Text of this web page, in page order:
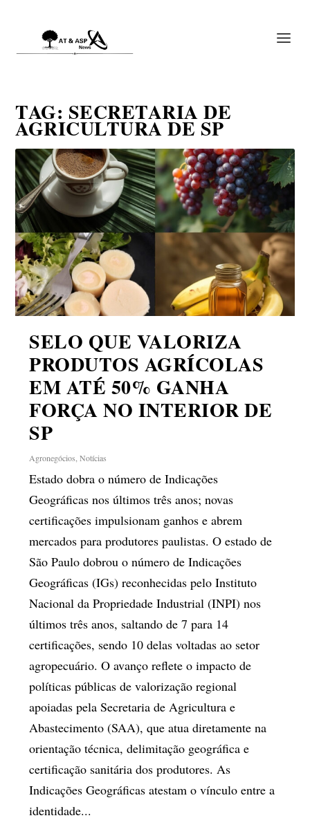
TAG: SECRETARIA DE
AGRICULTURA DE SP
SELO QUE VALORIZA
PRODUTOS AGRÍCOLAS
EM ATÉ 50% GANHA
FORÇA NO INTERIOR DE
SP
Agronegócios ,Notícias
Estado dobra o número de Indicações
Geográficas nos últimos três anos; novas
certificações impulsionam ganhos e abrem
mercados para produtores paulistas. O estado de
São Paulo dobrou o número de Indicações
Geográficas (IGs) reconhecidas pelo Instituto
Nacional da Propriedade Industrial (INPI) nos
últimos três anos, saltando de 7 para 14
certificações, sendo 10 delas voltadas ao setor
agropecuário. O avanço reflete o impacto de
políticas públicas de valorização regional
apoiadas pela Secretaria de Agricultura e
Abastecimento (SAA), que atua diretamente na
orientação técnica, delimitação geográfica e
certificação sanitária dos produtores. As
Indicações Geográficas atestam o vínculo entre a
identidade...